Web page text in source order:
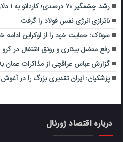
رشد چشمگیر ۷۰ درصدی؛ کاردانو به ۱ دلار برمی‌گردد؟
ناترازی انرژی نفس فولاد را گرفت
سوناک: حمایت خود را از اوکراین ادامه
رفع معضل بیکاری و رونق اشتغال در گرو
گزارش عباس عراقچی از مذاکرات عمان
پزشکیان: ایران تقدیری بزرگ را در
درباره اقتصاد ژورنال